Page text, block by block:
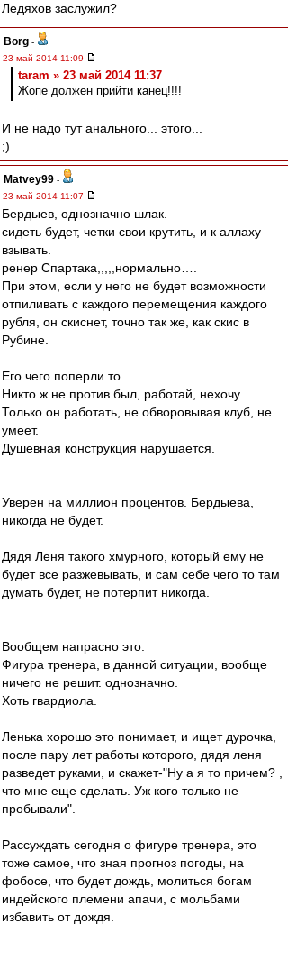
Ледяхов заслужил?
Borg -
23 май 2014 11:09
taram » 23 май 2014 11:37
Жопе должен прийти канец!!!!
И не надо тут анального... этого...
;)
Matvey99 -
23 май 2014 11:07
Бердыев, однозначно шлак.
сидеть будет, четки свои крутить, и к аллаху
взывать.
ренер Спартака,,,,,нормально….
При этом, если у него не будет возможности
отпиливать с каждого перемещения каждого
рубля, он скиснет, точно так же, как скис в
Рубине.
Его чего поперли то.
Никто ж не против был, работай, нехочу.
Только он работать, не обворовывая клуб, не
умеет.
Душевная конструкция нарушается.
Уверен на миллион процентов. Бердыева,
никогда не будет.
Дядя Леня такого хмурного, который ему не
будет все разжевывать, и сам себе чего то там
думать будет, не потерпит никогда.
Вообщем напрасно это.
Фигура тренера, в данной ситуации, вообще
ничего не решит. однозначно.
Хоть гвардиола.
Ленька хорошо это понимает, и ищет дурочка,
после пару лет работы которого, дядя леня
разведет руками, и скажет-"Ну а я то причем? ,
что мне еще сделать. Уж кого только не
пробывали".
Рассуждать сегодня о фигуре тренера, это
тоже самое, что зная прогноз погоды, на
фобосе, что будет дождь, молиться богам
индейского племени апачи, с мольбами
избавить от дождя.